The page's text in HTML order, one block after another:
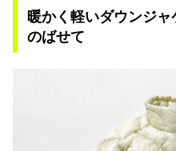
暖かく軽いダウンジ
のばせて